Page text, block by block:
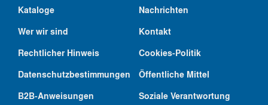
Kataloge
Nachrichten
Wer wir sind
Kontakt
Rechtlicher Hinweis
Cookies-Politik
Datenschutzbestimmungen
Öffentliche Mittel
B2B-Anweisungen
Soziale Verantwortung